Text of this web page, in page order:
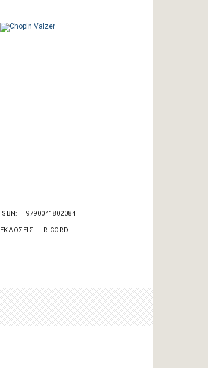
ISBN 9790041802084
ΕΚΔΟΣΕΙΣ RICORDI